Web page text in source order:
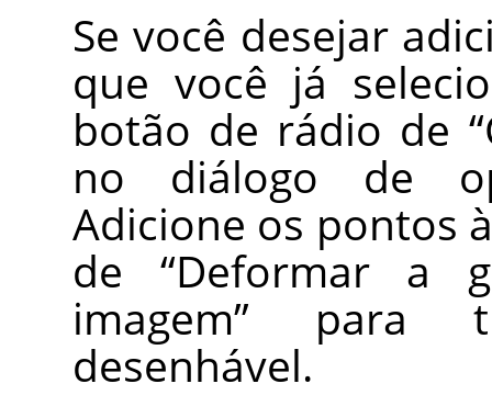
Se você desejar
que você já
botão de rádio de “
no diálogo de
Adicione os pontos
de “Deformar a
imagem” para
desenhável.